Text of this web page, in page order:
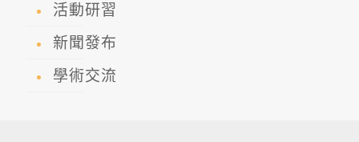
活動研習
新聞發布
學術交流